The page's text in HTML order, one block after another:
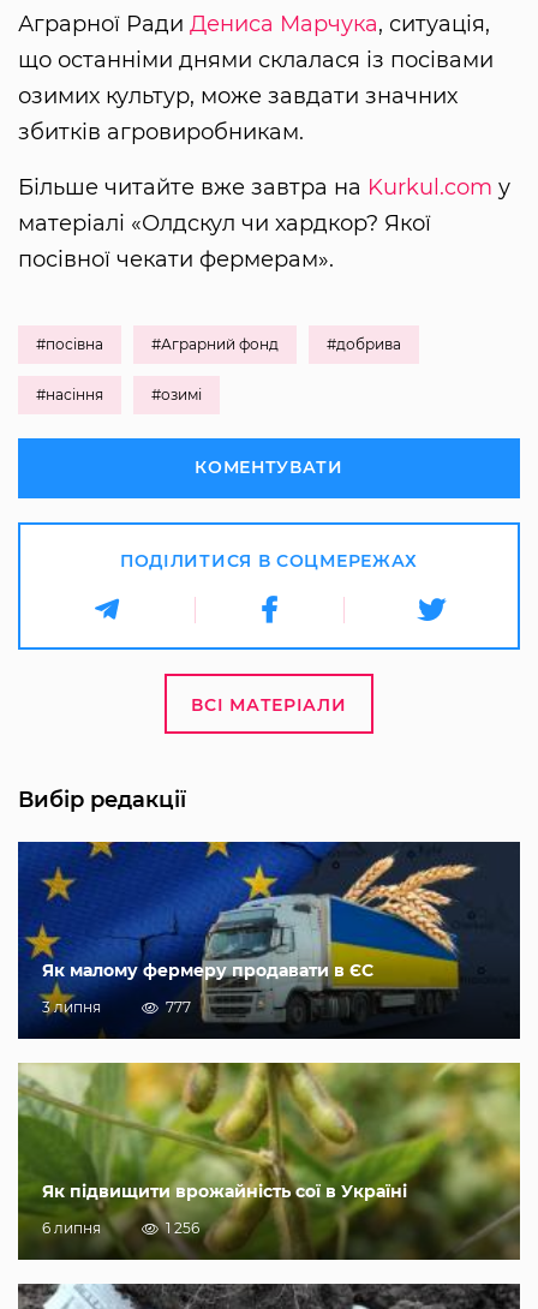
Аграрної Ради Дениса Марчука, ситуація,
що останніми днями склалася із посівами
озимих культур, може завдати значних
збитків агровиробникам.
Більше читайте вже завтра на Kurkul.com у
матеріалі «Олдскул чи хардкор? Якої
посівної чекати фермерам».
#посівна #Аграрний фонд #добрива
#насіння #озимі
КОМЕНТУВАТИ
ПОДІЛИТИСЯ В СОЦМЕРЕЖАХ
ВСІ МАТЕРІАЛИ
Вибір редакції
Як малому фермеру продавати в ЄС
3 липня 777
Як підвищити врожайність сої в Україні
6 липня 1 256